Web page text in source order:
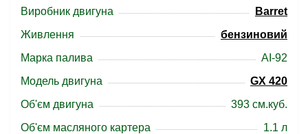
Виробник двигуна
Barret
Живлення
бензиновий
Марка палива
АІ-92
Модель двигуна
GX 420
Об'єм двигуна
393 см.куб.
Об'єм масляного картера
1.1 л